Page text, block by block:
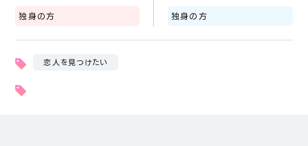
独身の方 独身の方
恋人を見つけたい